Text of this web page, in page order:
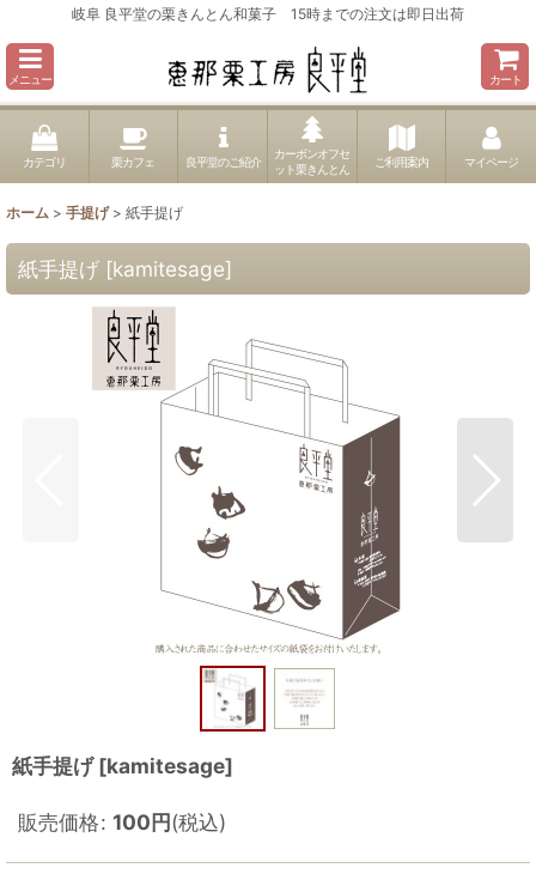
岐阜 良平堂の栗きんとん和菓子 15時までの注文は即日出荷
メニュー カート
カテゴリ 栗カフェ 良平堂のご紹介
カーボンオフセ
ット栗きんとん
ご利用案内 マイページ
ホーム > 手提げ > 紙手提げ
紙手提げ [kamitesage]
紙手提げ [kamitesage]
販売価格: 100円(税込)